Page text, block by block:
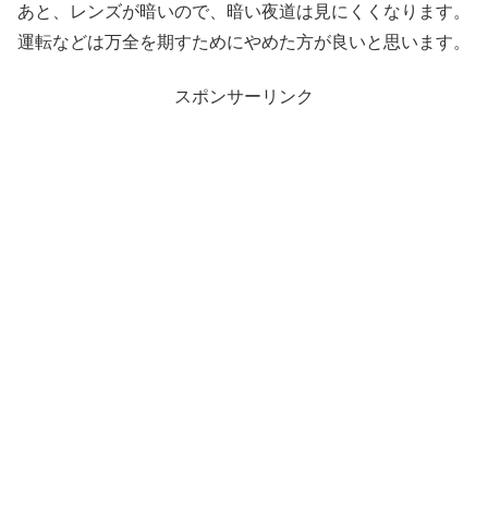
あと、レンズが暗いので、暗い夜道は見にくくなります。
運転などは万全を期すためにやめた方が良いと思います。
スポンサーリンク